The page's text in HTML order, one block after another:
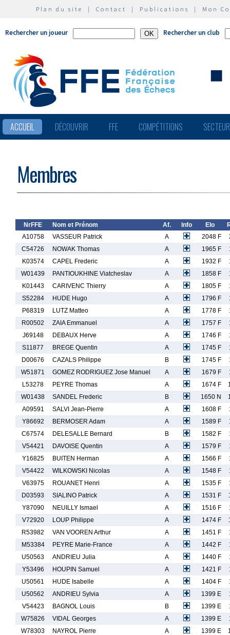
Plan du site | Contact | Publications | Mon
Rechercher un joueur Rechercher un club
ACCUEIL DÉCOUVRIR FFE COMPÉTITIONS
Membres
NrFFE Nom et Prénom Af. Info Elo
A10758
VASSEUR Patrick A 2048 F
C54726
NOWAK Thomas A 1965 F
K03574
CAPEL Frederic A 1932 F
W01439
PANTIOUKHINE Viatcheslav A 1858 F
K01443
CARIVENC Thierry A 1805 F
S52284
HUDE Hugo A 1796 F
P68319
LUTZ Matteo A 1778 F
R00502
ZAIA Emmanuel A 1757 F
J69148
DEBAUX Herve A 1746 F
S11877
BREGE Quentin A 1745 F
D00676
CAZALS Philippe B 1745 F
W51871
GOMEZ RODRIGUEZ Jose Manuel A 1679 F
L53278
PEYRE Thomas A 1674 F
W01438
SANDEL Frederic B 1650 N
A09591
SALVI Jean-Pierre A 1608 F
Y86692
BERMOSER Adam A 1589 F
C67574
DELESALLE Bernard B 1582 F
V54421
DAVOISE Quentin A 1579 F
Y16825
BUITEN Herman A 1566 F
V54422
WILKOWSKI Nicolas A 1548 F
V63975
ROUANET Henri A 1535 F
D03593
SIALINO Patrick A 1531 F
Y87090
NEUILLY Ismael A 1516 F
V72920
LOUP Philippe A 1474 F
R53982
VAN VOOREN Arthur A 1451 F
M53384
PEYRE Marie-France A 1442 F
U50563
ANDRIEU Julia A 1440 F
Y53496
HOUPIN Samuel A 1421 F
U50561
HUDE Isabelle A 1404 F
U50562
ANDRIEU Sylvia A 1399 E
V54423
BAGNOL Louis B 1399 E
W75826
VIDAL Georges A 1399 E
W78303
NAYROL Pierre A 1399 E